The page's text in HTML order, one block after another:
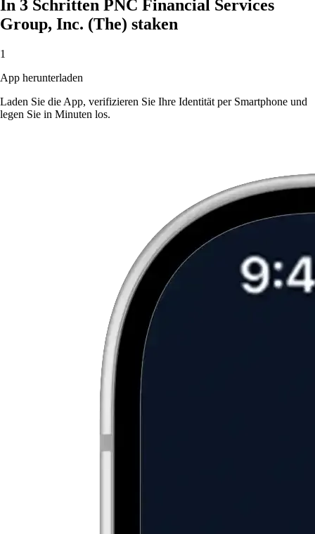
In 3 Schritten PNC Financial Services
Group, Inc. (The) staken
1
App herunterladen
Laden Sie die App, verifizieren Sie Ihre Identität per Smartphone und
legen Sie in Minuten los.